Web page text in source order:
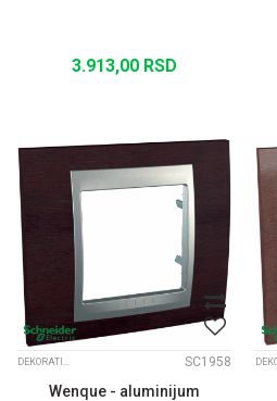
3.913,00 RSD
DEKORATIVNI RAMOVI UNICA TOP ALUM. MEDJURAM SC1958
Wenque - aluminijum